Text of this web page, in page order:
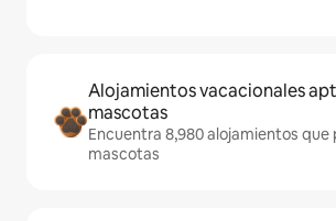
Alojamientos vacacionales
mascotas
Encuentra 8,980 alojamientos
mascotas